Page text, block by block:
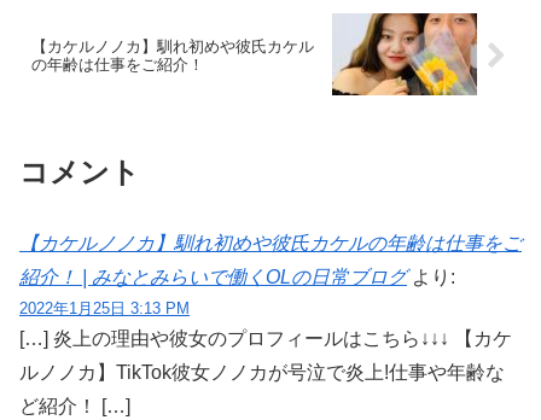
【カケルノノカ】馴れ初めや彼氏カケル
の年齢は仕事をご紹介！
コメント
【カケルノノカ】馴れ初めや彼氏カケルの年齢は仕事をご
紹介！ | みなとみらいで働くOLの日常ブログ より:
2022年1月25日 3:13 PM
[…] 炎上の理由や彼女のプロフィールはこちら↓↓↓ 【カケ
ルノノカ】TikTok彼女ノノカが号泣で炎上!仕事や年齢な
ど紹介！ […]